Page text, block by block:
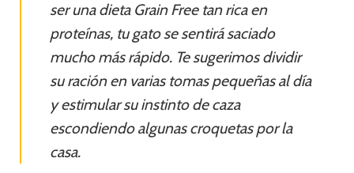
ser una dieta Grain Free tan rica en
proteínas, tu gato se sentirá saciado
mucho más rápido. Te sugerimos dividir
su ración en varias tomas pequeñas al día
y estimular su instinto de caza
escondiendo algunas croquetas por la
casa.